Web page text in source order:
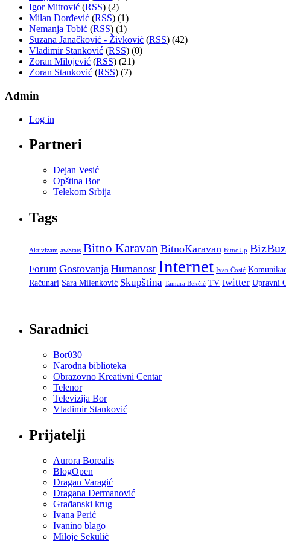
Igor Mitrović (RSS) (2)
Milan Đorđević (RSS) (1)
Nemanja Tobić (RSS) (1)
Suzana Janačković - Živković (RSS) (42)
Vladimir Stanković (RSS) (0)
Zoran Milojević (RSS) (21)
Zoran Stanković (RSS) (7)
Admin
Log in
Partneri
Dejan Vesić
Opština Bor
Telekom Srbija
Tags
Aktivizam awStats Bitno Karavan BitnoKaravan BitnoUp
Forum Gostovanja Humanost Internet Ivan Ćosić
Računari Sara Milenković Skupština Tamara Bekčić TV twitter Upravni
Saradnici
Bor030
Narodna biblioteka
Obrazovno Kreativni Centar
Telenor
Televizija Bor
Vladimir Stanković
Prijatelji
Aurora Borealis
BlogOpen
Dragan Varagić
Dragana Đermanović
Građanski krug
Ivana Perić
Ivanino blago
Miloje Sekulić